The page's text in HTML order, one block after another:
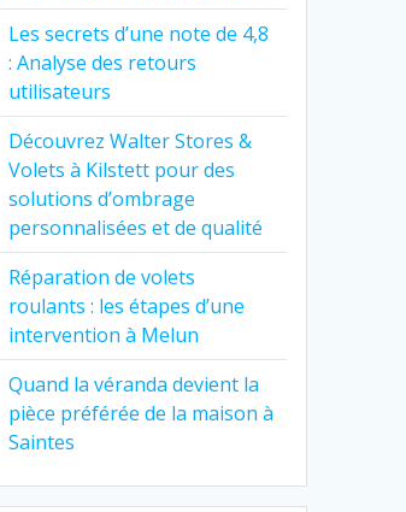
Les secrets d’une note de 4,8
: Analyse des retours
utilisateurs
Découvrez Walter Stores &
Volets à Kilstett pour des
solutions d’ombrage
personnalisées et de qualité
Réparation de volets
roulants : les étapes d’une
intervention à Melun
Quand la véranda devient la
pièce préférée de la maison à
Saintes